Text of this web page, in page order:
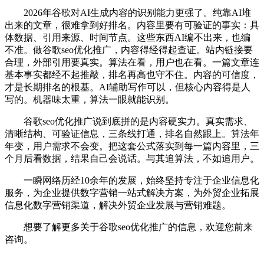
2026年谷歌对AI生成内容的识别能力更强了。纯靠AI堆
出来的文章，很难拿到好排名。内容里要有可验证的事实：具
体数据、引用来源、时间节点。这些东西AI编不出来，也编
不准。做谷歌seo优化推广，内容得经得起查证。站内链接要
合理，外部引用要真实。算法在看，用户也在看。一篇文章连
基本事实都经不起推敲，排名再高也守不住。内容的可信度，
才是长期排名的根基。AI辅助写作可以，但核心内容得是人
写的。机器味太重，算法一眼就能识别。
谷歌seo优化推广说到底拼的是内容硬实力。真实需求、
清晰结构、可验证信息，三条线打通，排名自然跟上。算法年
年变，用户需求不会变。把这套公式落实到每一篇内容里，三
个月后看数据，结果自己会说话。与其追算法，不如追用户。
一瞬网络历经10余年的发展，始终坚持专注于企业信息化
服务，为企业提供数字营销一站式解决方案，为外贸企业拓展
信息化数字营销渠道，解决外贸企业发展与营销难题。
想要了解更多关于谷歌seo优化推广的信息，欢迎您前来
咨询。